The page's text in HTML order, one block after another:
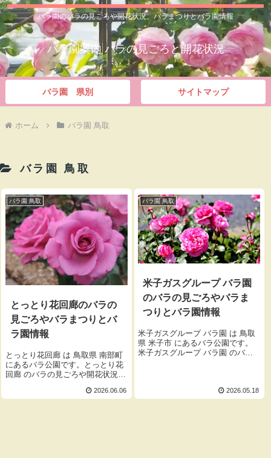
バラ園のバラの見ごろや開花状況、バラまつりとバラ園情報
バラ園案内 バラの見ごろと開花状況
バラ園 県別 サイトマップ
ホーム バラ園 鳥取
バラ園 鳥取
バラ園 鳥取
とっとり花回廊のバラの
見ごろやバラまつりとバ
ラ園情報
とっとり花回廊 は 鳥取県 南部町
にあるバラ公園です。とっとり花
回廊 のバラの見ごろや開花状況、
入園料をご紹介します。 2026.06.06
バラ園 鳥取
米子ガスグループ バラ園
のバラの見ごろやバラま
つりとバラ園情報
米子ガスグループ バラ園 は 鳥取
県 米子市 にあるバラ公園です。
米子ガスグループ バラ園 のバラ
2026.05.18